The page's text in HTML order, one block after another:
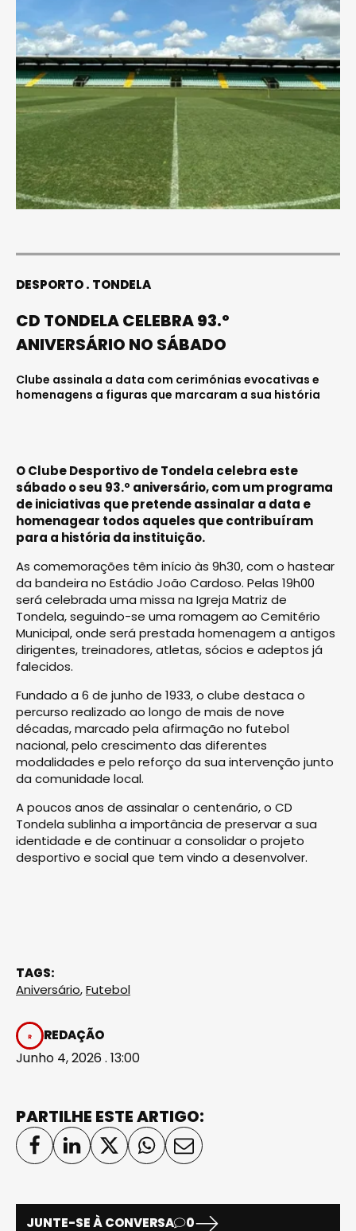
DESPORTO TONDELA
CD TONDELA CELEBRA 93.º
ANIVERSÁRIO NO SÁBADO
Clube assinala a data com cerimónias evocativas e
homenagens a figuras que marcaram a sua história
O Clube Desportivo de Tondela celebra este
sábado o seu 93.º aniversário, com um programa
de iniciativas que pretende assinalar a data e
homenagear todos aqueles que contribuíram
para a história da instituição.
As comemorações têm início às 9h30, com o hastear
da bandeira no Estádio João Cardoso. Pelas 19h00
será celebrada uma missa na Igreja Matriz de
Tondela, seguindo-se uma romagem ao Cemitério
Municipal, onde será prestada homenagem a antigos
dirigentes, treinadores, atletas, sócios e adeptos já
falecidos.
Fundado a 6 de junho de 1933, o clube destaca o
percurso realizado ao longo de mais de nove
décadas, marcado pela afirmação no futebol
nacional, pelo crescimento das diferentes
modalidades e pelo reforço da sua intervenção junto
da comunidade local.
A poucos anos de assinalar o centenário, o CD
Tondela sublinha a importância de preservar a sua
identidade e de continuar a consolidar o projeto
desportivo e social que tem vindo a desenvolver.
TAGS:
Aniversário,Futebol
REDAÇÃO
Junho 4, 2026 . 13:00
PARTILHE ESTE ARTIGO:
JUNTE-SE À CONVERSA 0